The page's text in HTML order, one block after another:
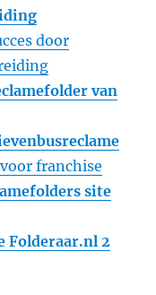
door
van
franchise
site
Folderaar.nl 2